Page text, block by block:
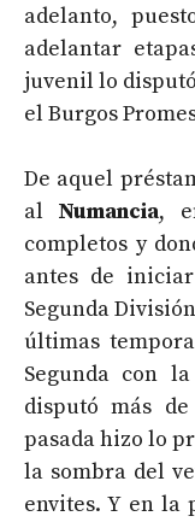
adelanto,
adelantar
juvenil lo
el Burgos
De aquel
al Numancia,
completos y
antes de
Segunda
últimas
Segunda con la
disputó más
pasada hizo lo
la sombra del
envites. Y en la